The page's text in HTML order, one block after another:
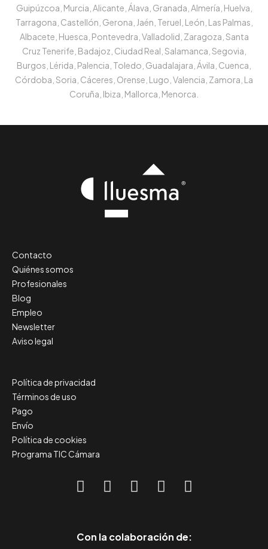
Guipúzcoa, Murcia, Alicante, Álava, Granada, Almería, Huelva,
Tarragona, Castellón, Gerona, Jaén, Teruel, León, Las Palmas,
Albacete, Huesca, Pontevedra, Valladolid, Zaragoza, Santa
Cruz Tenerife, Badajoz, Ciudad Real, Salamanca, Segovia,
Burgos, Lérida, Palencia, Toledo, Guadalajara, Ávila, Cuenca,
Córdoba, Soria, Cáceres, Orense, Lugo, Valencia, Zamora, La
Coruña, Ibiza, Mallorca, Menorca.
Contacto
Quiénes somos
Profesionales
Blog
Empleo
Newsletter
Aviso legal
Política de privacidad
Términos de uso
Pago
Envío
Política de cookies
Programa TIC Cámara
Con la colaboración de: